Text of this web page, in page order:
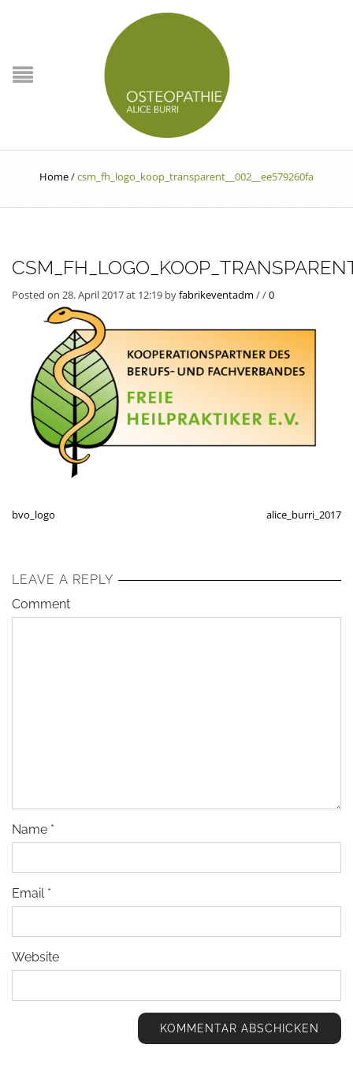
Home/csm_fh_logo_koop_transparent__002__ee579260fa
Posted on 28. April 2017 at 12:19 byfabrikeventadm //0
bvo_logo alice_burri_2017
LEAVE A REPLY
Comment
Name *
Email *
Website